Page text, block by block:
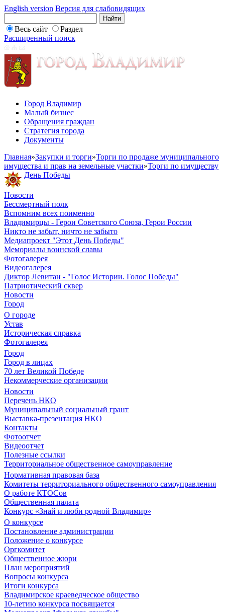
English version Версия для слабовидящих
Весь сайт
Раздел
Расширенный поиск
Город Владимир
Малый бизнес
Обращения граждан
Стратегия города
Документы
Главная»Закупки и торги»Торги по продаже муниципального
имущества и прав на земельные участки»Торги по имуществу
День Победы
Новости
Бессмертный полк
Вспомним всех поименно
Владимирцы - Герои Советского Союза, Герои России
Никто не забыт, ничто не забыто
Медиапроект "Этот День Победы"
Мемориалы воинской славы
Фотогалерея
Видеогалерея
Диктор Левитан - "Голос Истории. Голос Победы"
Патриотический сквер
Новости
Город
О городе
Устав
Историческая справка
Фотогалерея
Город
Город в лицах
70 лет Великой Победе
Некоммерческие организации
Новости
Перечень НКО
Муниципальный социальный грант
Выставка-презентация НКО
Контакты
Фотоотчет
Видеоотчет
Полезные ссылки
Территориальное общественное самоуправление
Нормативная правовая база
Комитеты территориального общественного самоуправления
О работе КТОСов
Общественная палата
Конкурс «Знай и люби родной Владимир»
О конкурсе
Постановление администрации
Положение о конкурсе
Оргкомитет
Общественное жюри
План мероприятий
Вопросы конкурса
Итоги конкурса
Владимирское краеведческое общество
10-летию конкурса посвящается